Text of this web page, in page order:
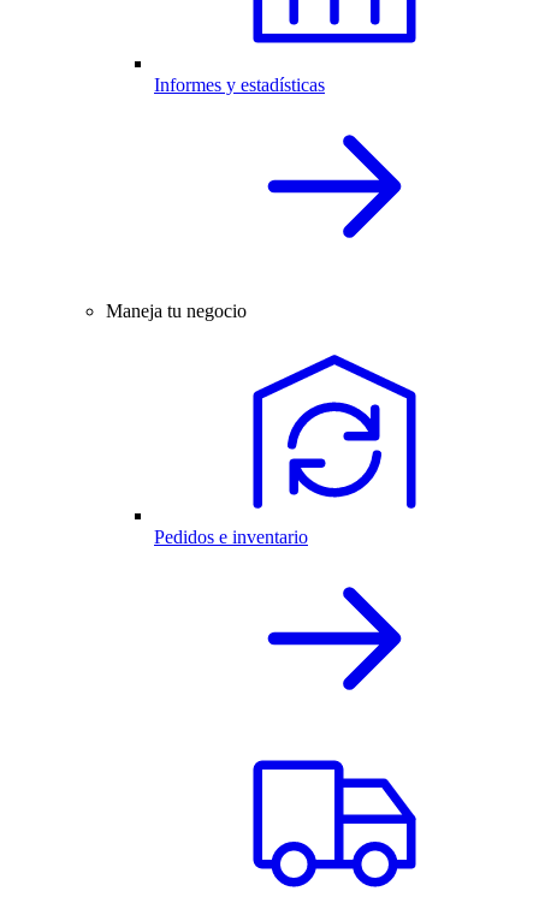
Informes y estadísticas
Maneja tu negocio
Pedidos e inventario